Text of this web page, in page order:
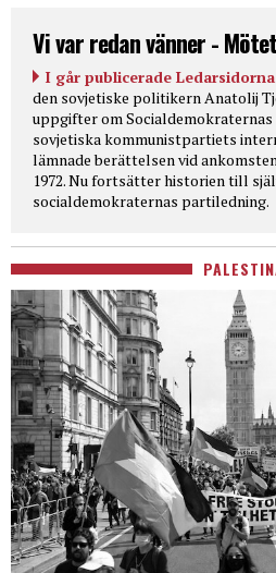
Vi var redan vänner -
I går publicerade Ledarsidorna
den sovjetiske politikern Anatolij
uppgifter om
sovjetiska kommunistpartiets
lämnade berättelsen vid
1972. Nu fortsätter historien till
socialdemokraternas partiledning.